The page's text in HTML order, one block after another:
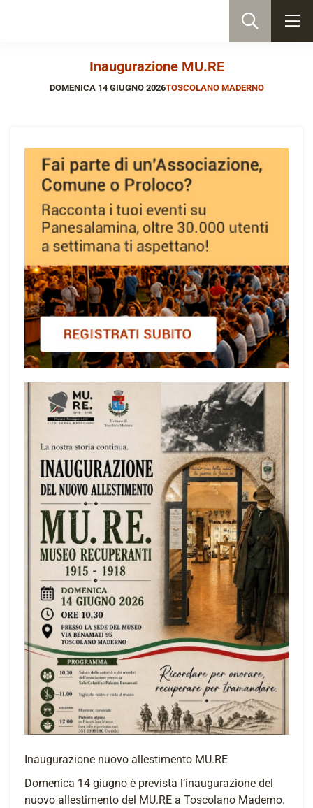
Inaugurazione MU.RE
DOMENICA 14 GIUGNO 2026TOSCOLANO MADERNO
Inaugurazione nuovo allestimento MU.RE
Domenica 14 giugno è prevista l’inaugurazione del
nuovo allestimento del MU.RE a Toscolano Maderno.